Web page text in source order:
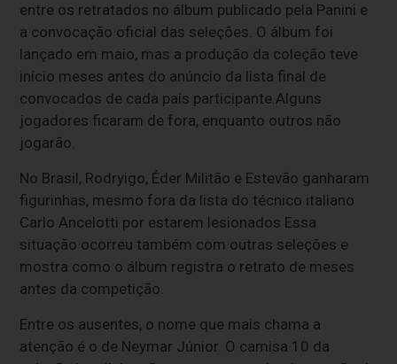
entre os retratados no álbum publicado pela Panini e
a convocação oficial das seleções. O álbum foi
lançado em maio, mas a produção da coleção teve
início meses antes do anúncio da lista final de
convocados de cada país participante.Alguns
jogadores ficaram de fora, enquanto outros não
jogarão.
No Brasil, Rodryigo, Éder Militão e Estevão ganharam
figurinhas, mesmo fora da lista do técnico italiano
Carlo Ancelotti por estarem lesionados Essa
situação ocorreu também com outras seleções e
mostra como o álbum registra o retrato de meses
antes da competição.
Entre os ausentes, o nome que mais chama a
atenção é o de Neymar Júnior. O camisa 10 da